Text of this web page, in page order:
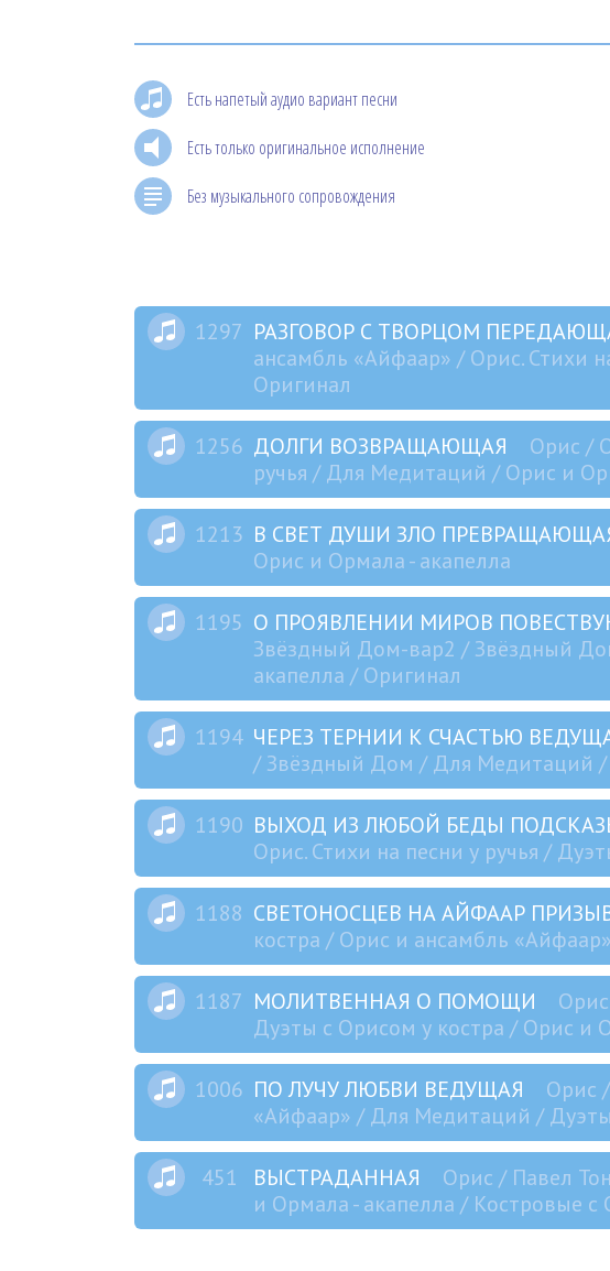
Есть напетый аудио вариант песни
Есть только оригинальное исполнение
Без музыкального сопровождения
1297 РАЗГОВОР С ТВОРЦОМ
ансамбль «Айфаар» / Орис. Стихи
Оригинал
1256 ДОЛГИ ВОЗВРАЩАЮЩАЯ
Орис /
ручья / Для Медитаций / Орис и
1213 В СВЕТ ДУШИ ЗЛО
Орис и Ормала - акапелла
1195 О ПРОЯВЛЕНИИ МИРОВ
Звёздный Дом-вар2 / Звёздный
акапелла / Оригинал
1194 ЧЕРЕЗ ТЕРНИИ К СЧАСТЬЮ
/ Звёздный Дом / Для Медитаций /
1190 ВЫХОД ИЗ ЛЮБОЙ БЕДЫ
Орис. Стихи на песни у ручья /
1188 СВЕТОНОСЦЕВ НА АЙФААР
костра / Орис и ансамбль
1187 МОЛИТВЕННАЯ О ПОМОЩИ
Дуэты с Орисом у костра / Орис и
1006 ПО ЛУЧУ ЛЮБВИ ВЕДУЩАЯ
Орис
«Айфаар» / Для Медитаций /
451 ВЫСТРАДАННАЯ
Орис / Павел
и Ормала - акапелла / Костровые